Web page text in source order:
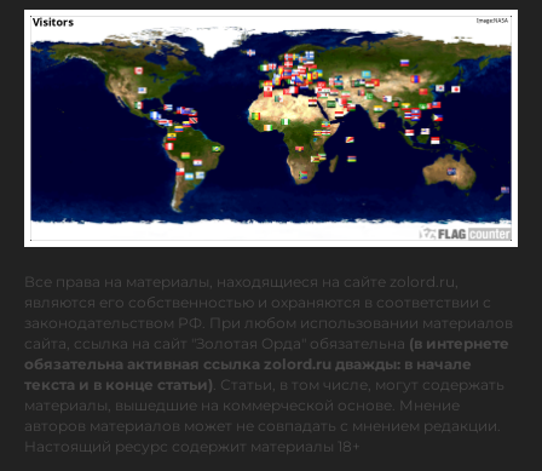
Все права на материалы, находящиеся на сайте zolord.ru,
являются его собственностью и охраняются в соответствии с
законодательством РФ. При любом использовании материалов
сайта, ссылка на сайт "Золотая Орда" обязательна (в интернете
обязательна активная ссылка zolord.ru дважды: в начале
текста и в конце статьи). Статьи, в том числе, могут содержать
материалы, вышедшие на коммерческой основе. Мнение
авторов материалов может не совпадать с мнением редакции.
Настоящий ресурс содержит материалы 18+